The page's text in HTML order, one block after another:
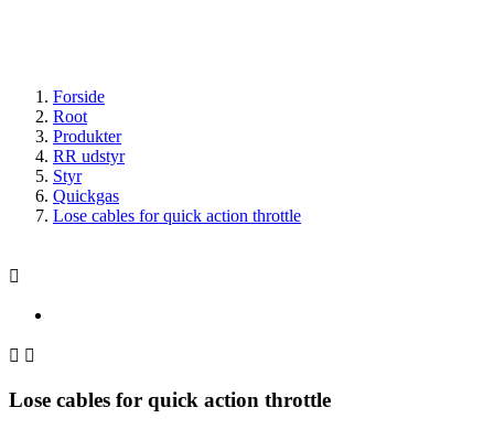
Forside
Root
Produkter
RR udstyr
Styr
Quickgas
Lose cables for quick action throttle

 
Lose cables for quick action throttle